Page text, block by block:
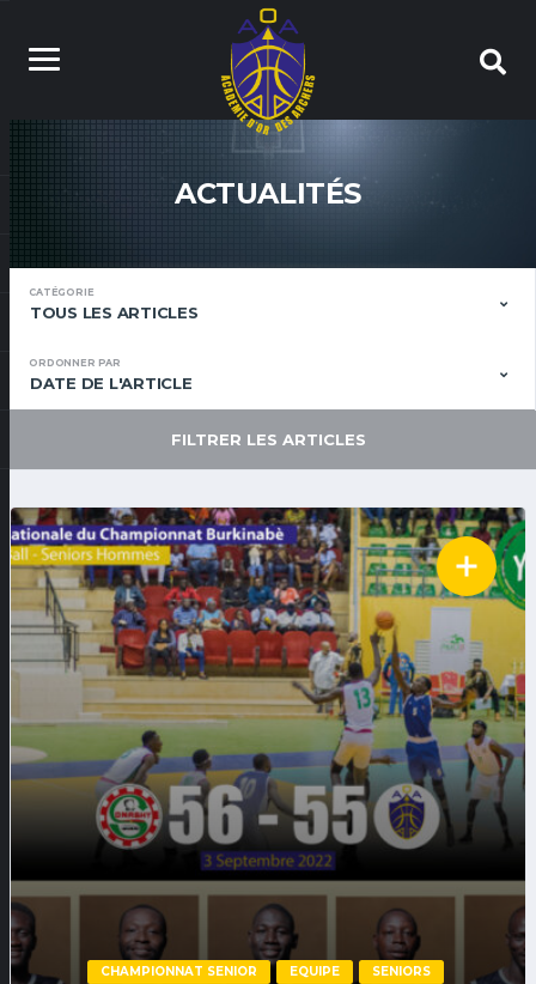
ACTUALITÉS
CATÉGORIE
TOUS LES ARTICLES
ORDONNER PAR
DATE DE L'ARTICLE
FILTRER LES ARTICLES
CHAMPIONNAT SENIOR EQUIPE SENIORS